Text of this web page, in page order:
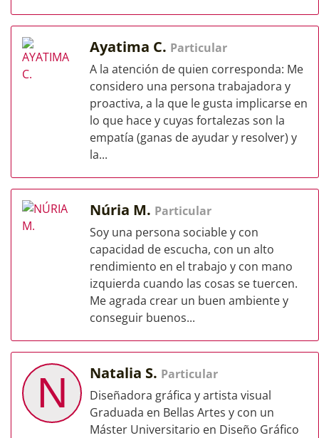
Ayatima C. Particular
A la atención de quien corresponda: Me
considero una persona trabajadora y
proactiva, a la que le gusta implicarse en
lo que hace y cuyas fortalezas son la
empatía (ganas de ayudar y resolver) y
la...
Núria M. Particular
Soy una persona sociable y con
capacidad de escucha, con un alto
rendimiento en el trabajo y con mano
izquierda cuando las cosas se tuercen.
Me agrada crear un buen ambiente y
conseguir buenos...
N Natalia S. Particular
Diseñadora gráfica y artista visual
Graduada en Bellas Artes y con un
Máster Universitario en Diseño Gráfico